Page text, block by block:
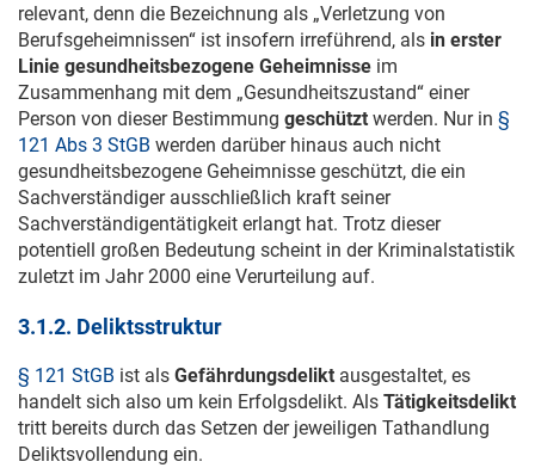
relevant, denn die Bezeichnung als „Verletzung von
Berufsgeheimnissen“ ist insofern irreführend, als in erster
Linie gesundheitsbezogene Geheimnisse im
Zusammenhang mit dem „Gesundheitszustand“ einer
Person von dieser Bestimmung geschützt werden. Nur in §
121 Abs 3 StGB werden darüber hinaus auch nicht
gesundheitsbezogene Geheimnisse geschützt, die ein
Sachverständiger ausschließlich kraft seiner
Sachverständigentätigkeit erlangt hat. Trotz dieser
potentiell großen Bedeutung scheint in der Kriminalstatistik
zuletzt im Jahr 2000 eine Verurteilung auf.
3.1.2. Deliktsstruktur
§ 121 StGB ist als Gefährdungsdelikt ausgestaltet, es
handelt sich also um kein Erfolgsdelikt. Als Tätigkeitsdelikt
tritt bereits durch das Setzen der jeweiligen Tathandlung
Deliktsvollendung ein.